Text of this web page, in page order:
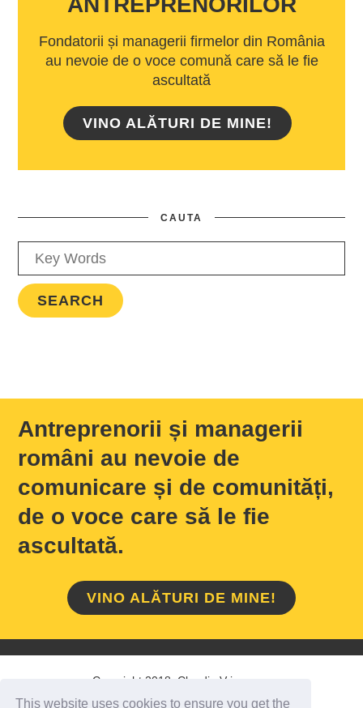
This website uses cookies to ensure you get the
Fondatorii și managerii firmelor din România
au nevoie de o voce comună care să le fie
ascultată
VINO ALĂTURI DE MINE!
CAUTA
Antreprenorii și managerii
români au nevoie de
comunicare și de comunități,
de o voce care să le fie
ascultată.
VINO ALĂTURI DE MINE!
Copyright 2018 Claudiu Vrinceanu